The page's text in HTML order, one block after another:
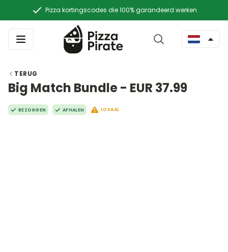
Pizza kortingscodes die 100% garandeerd werken
TERUG
Big Match Bundle - EUR 37.99
BEZORGEN AFHALEN LOKAAL